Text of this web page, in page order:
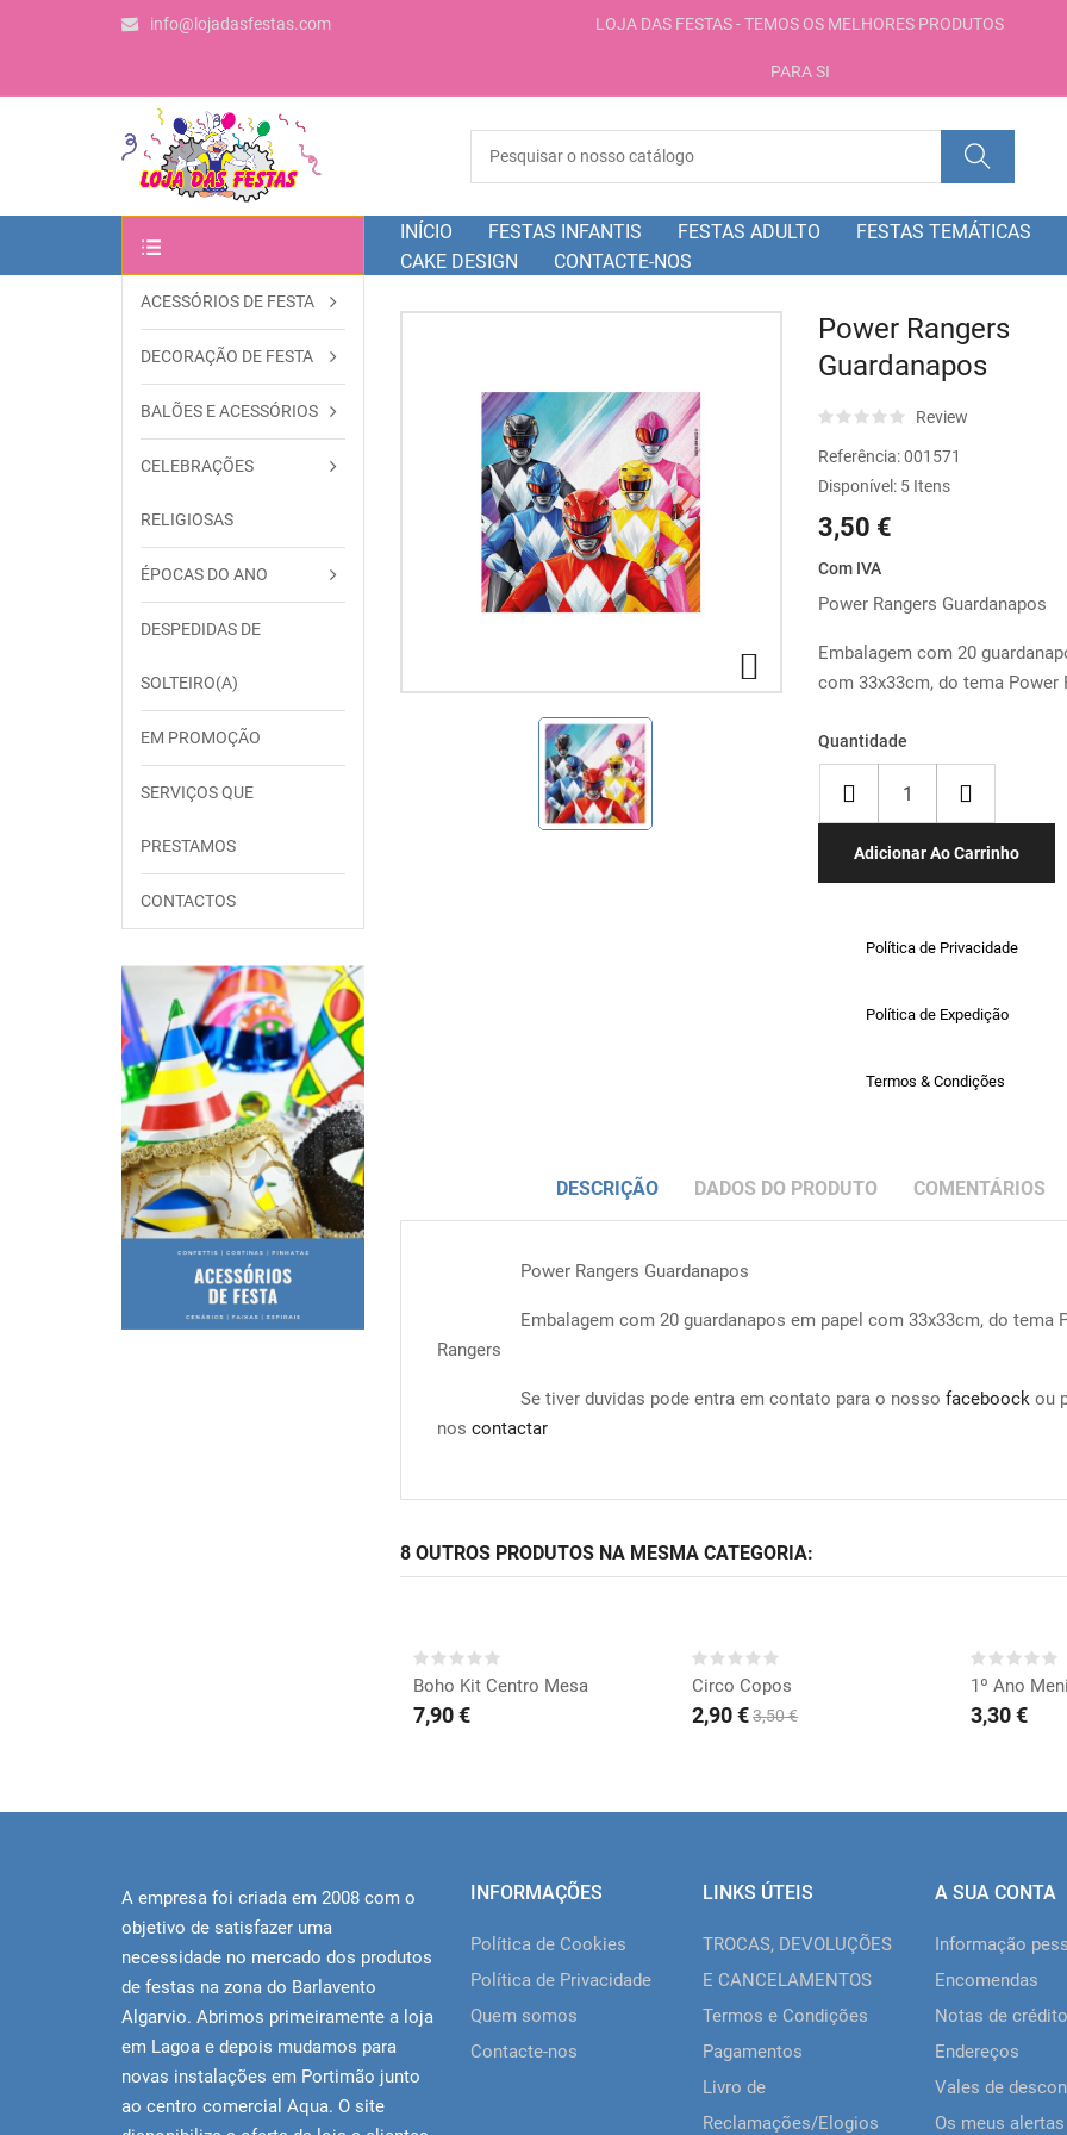
info@lojadasfestas.com LOJA DAS FESTAS - TEMOS OS MELHORES PRODUTOS
PARA SI
INÍCIO FESTAS INFANTIS FESTAS ADULTO FESTAS TEMÁTICAS
CAKE DESIGN
CONTACTE-NOS
OUTRAS CATEGORIAS
ACESSÓRIOS DE FESTA
DECORAÇÃO DE FESTA
BALÕES E ACESSÓRIOS
CELEBRAÇÕES
RELIGIOSAS
ÉPOCAS DO ANO
DESPEDIDAS DE
SOLTEIRO(A)
EM PROMOÇÃO
SERVIÇOS QUE
PRESTAMOS
CONTACTOS

Power Rangers
Guardanapos
Review
Referência:001571
Disponível: 5 Itens
3,50 €
Com IVA
Power Rangers Guardanapos
Embalagem com 20
com 33x33cm, do tema Power
Quantidade
Adicionar Ao Carrinho
Política de Privacidade
Política de Expedição
Termos & Condições
DESCRIÇÃO DADOS DO PRODUTO COMENTÁRIOS
Power Rangers Guardanapos
Embalagem com 20 guardanapos em papel com 33x33cm, do tema
Rangers
Se tiver duvidas pode entra em contato para o nosso faceboock ou
nos contactar
8 OUTROS PRODUTOS NA MESMA CATEGORIA:
Boho Kit Centro Mesa
7,90 €
Circo Copos
2,90 €3,50 € 3,30 €
A empresa foi criada em 2008 com o
objetivo de satisfazer uma
necessidade no mercado dos produtos
de festas na zona do Barlavento
Algarvio. Abrimos primeiramente a loja
em Lagoa e depois mudamos para
novas instalações em Portimão junto
ao centro comercial Aqua. O site
INFORMAÇÕES
Política de Cookies
Política de Privacidade
Quem somos
Contacte-nos
LINKS ÚTEIS
TROCAS, DEVOLUÇÕES
E CANCELAMENTOS
Termos e Condições
Pagamentos
Livro de
Reclamações/Elogios
A SUA CONTA
Informação
Encomendas
Notas de crédito
Endereços
Vales de
Os meus alertas